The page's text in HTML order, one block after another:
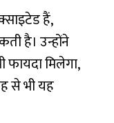
हैं,
है। उन्होंने
मिलेगा,
से भी यह